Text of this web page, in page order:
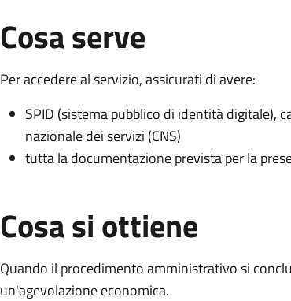
Cosa serve
Per accedere al servizio, assicurati di avere:
SPID (sistema pubblico di identità digitale),
nazionale dei servizi (CNS)
tutta la documentazione prevista per la
Cosa si ottiene
Quando il procedimento amministrativo si
un'agevolazione economica.